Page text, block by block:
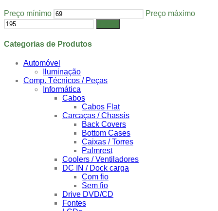
Preço mínimo Preço máximo
Categorias de Produtos
Automóvel
Iluminação
Comp. Técnicos / Peças
Informática
Cabos
Cabos Flat
Carcaças / Chassis
Back Covers
Bottom Cases
Caixas / Torres
Palmrest
Coolers / Ventiladores
DC IN / Dock carga
Com fio
Sem fio
Drive DVD/CD
Fontes